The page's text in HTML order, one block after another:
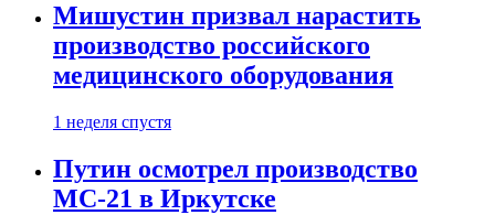
Мишустин призвал нарастить
производство российского
медицинского оборудования
1 неделя спустя
Путин осмотрел производство
МС-21 в Иркутске